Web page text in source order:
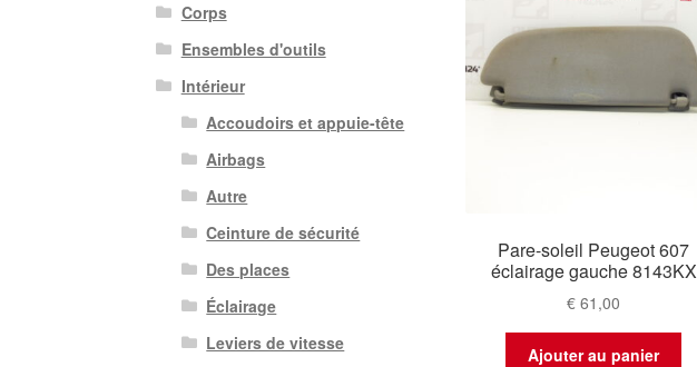
Pare-soleil Peugeot 607
éclairage gauche 8143KX
€ 61,00
Ajouter au panier
Corps
Ensembles d'outils
Intérieur
Accoudoirs et appuie-tête
Airbags
Autre
Ceinture de sécurité
Des places
Éclairage
Leviers de vitesse